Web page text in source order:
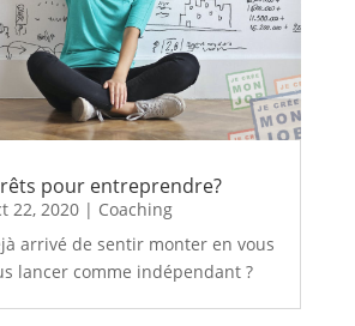
pour entreprendre?
22, 2020| Coaching
arrivé de sentir monter en vous
lancer comme indépendant ?